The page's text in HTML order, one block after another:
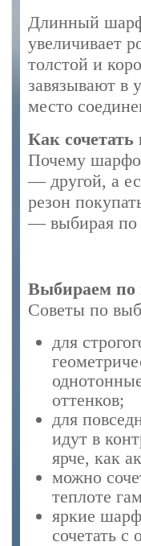
Длинный
увеличивает
толстой и
завязывают в
место
Как
Почему
— другой, а
резон
— выбирая по
Выбираем по
Советы по
для
оттенков;
для
идут в
ярче, как
можно
теплоте
яркие
сочетать